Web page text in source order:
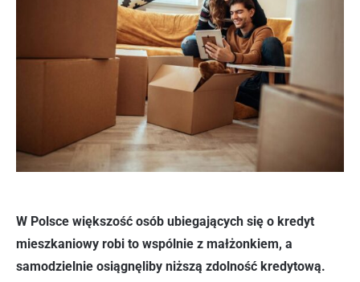
W Polsce większość osób ubiegających się o kredyt
mieszkaniowy robi to wspólnie z małżonkiem, a
samodzielnie osiągnęliby niższą zdolność kredytową.